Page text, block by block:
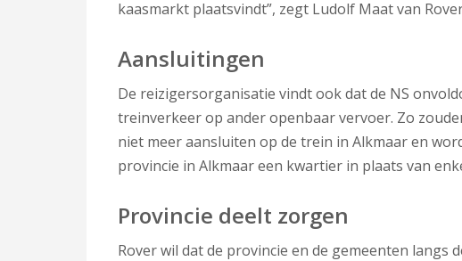
kaasmarkt plaatsvindt”, zegt Ludolf Maat van
Aansluitingen
De reizigersorganisatie vindt ook dat de NS
treinverkeer op ander openbaar vervoer. Zo
niet meer aansluiten op de trein in Alkmaar en
provincie in Alkmaar een kwartier in plaats van
Provincie deelt zorgen
Rover wil dat de provincie en de gemeenten langs